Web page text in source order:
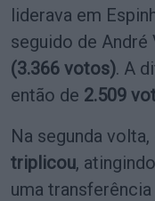
liderava em
seguido de André
(3.366 votos). A
então de 2.509
Na segunda
triplicou, atingindo
uma